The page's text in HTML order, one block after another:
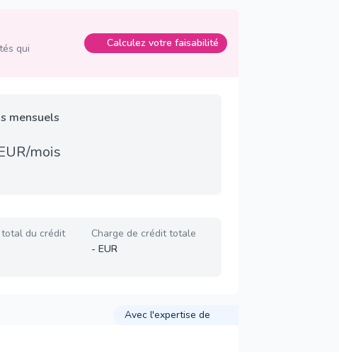
qui
Calculez votre faisabilité
mensuels
mois
du crédit
Charge de crédit totale
- EUR
Avec l'expertise de